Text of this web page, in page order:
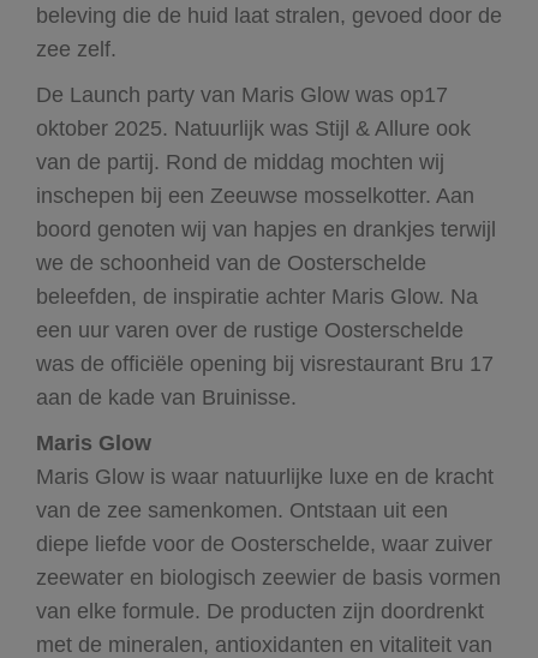
beleving die de huid laat stralen, gevoed door de
zee zelf.
De Launch party van Maris Glow was op17
oktober 2025. Natuurlijk was Stijl & Allure ook
van de partij. Rond de middag mochten wij
inschepen bij een Zeeuwse mosselkotter. Aan
boord genoten wij van hapjes en drankjes terwijl
we de schoonheid van de Oosterschelde
beleefden, de inspiratie achter Maris Glow. Na
een uur varen over de rustige Oosterschelde
was de officiële opening bij visrestaurant Bru 17
aan de kade van Bruinisse.
Maris Glow
Maris Glow is waar natuurlijke luxe en de kracht
van de zee samenkomen. Ontstaan uit een
diepe liefde voor de Oosterschelde, waar zuiver
zeewater en biologisch zeewier de basis vormen
van elke formule. De producten zijn doordrenkt
met de mineralen, antioxidanten en vitaliteit van